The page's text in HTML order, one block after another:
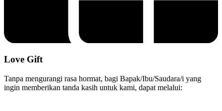
Love Gift
Tanpa mengurangi rasa hormat, bagi Bapak/Ibu/Saudara/i yang
ingin memberikan tanda kasih untuk kami, dapat melalui: